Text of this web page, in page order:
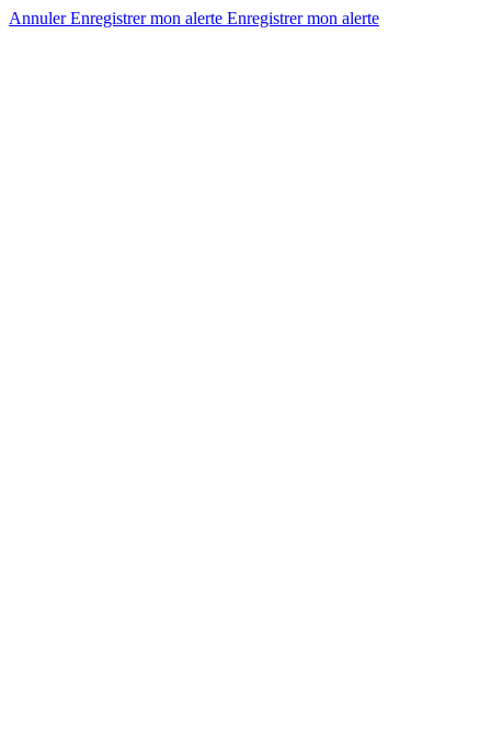
AnnulerEnregistrer mon alerte Enregistrermon alerte